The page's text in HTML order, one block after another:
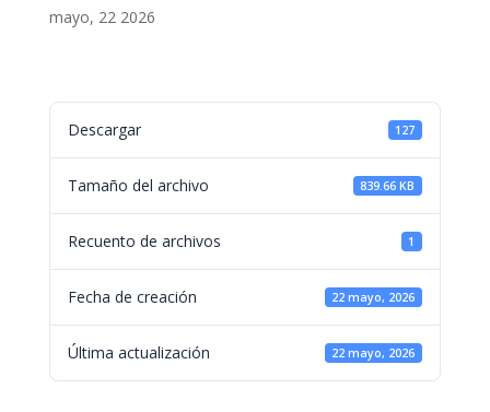
mayo, 22 2026
Descargar 127
Tamaño del archivo 839.66 KB
Recuento de archivos 1
Fecha de creación 22 mayo, 2026
Última actualización 22 mayo, 2026